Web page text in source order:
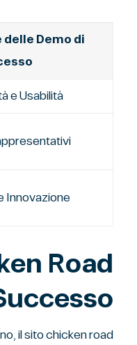
delle Demo di
e Usabilità
Innovazione